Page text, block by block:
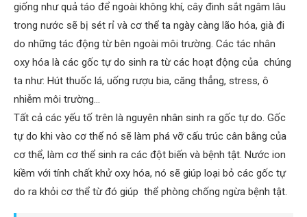
giống như quả táo để ngoài không khí, cây đinh sắt ngâm lâu
trong nước sẽ bị sét rỉ và cơ thể ta ngày càng lão hóa, già đi
do những tác động từ bên ngoài môi trường. Các tác nhân
oxy hóa là các gốc tự do sinh ra từ các hoạt động của chúng
ta như: Hút thuốc lá, uống rượu bia, căng thẳng, stress, ô
nhiễm môi trường…
Tất cả các yếu tố trên là nguyên nhân sinh ra gốc tự do. Gốc
tự do khi vào cơ thể nó sẽ làm phá vỡ cấu trúc cân bằng của
cơ thể, làm cơ thể sinh ra các đột biến và bệnh tật. Nước ion
kiềm với tính chất khử oxy hóa, nó sẽ giúp loại bỏ các gốc tự
do ra khỏi cơ thể từ đó giúp thể phòng chống ngừa bệnh tật.